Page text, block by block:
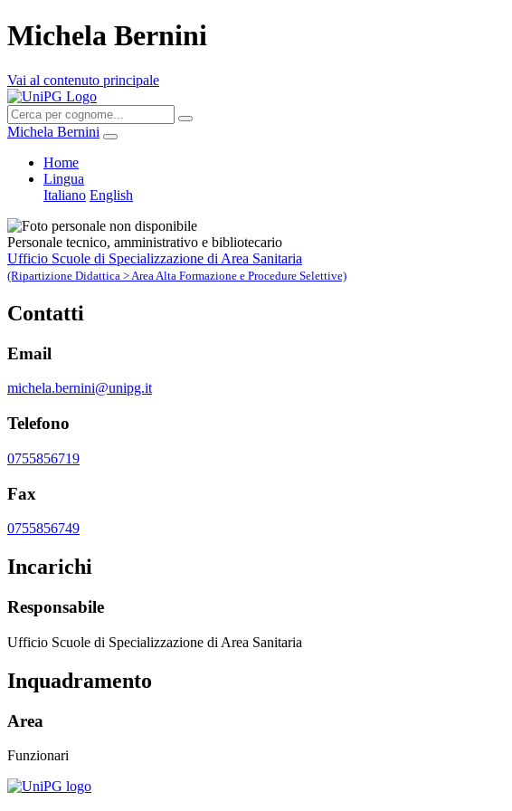
Michela Bernini
Vai al contenuto principale
Michela Bernini
Home
Lingua
Italiano English
Personale tecnico, amministrativo e bibliotecario
Ufficio Scuole di Specializzazione di Area Sanitaria
(Ripartizione Didattica > Area Alta Formazione e Procedure Selettive)
Contatti
Email
michela.bernini@unipg.it
Telefono
0755856719
Fax
0755856749
Incarichi
Responsabile
Ufficio Scuole di Specializzazione di Area Sanitaria
Inquadramento
Area
Funzionari